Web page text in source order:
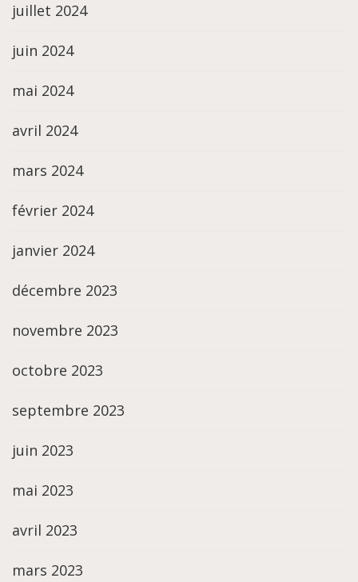
juillet 2024
juin 2024
mai 2024
avril 2024
mars 2024
février 2024
janvier 2024
décembre 2023
novembre 2023
octobre 2023
septembre 2023
juin 2023
mai 2023
avril 2023
mars 2023